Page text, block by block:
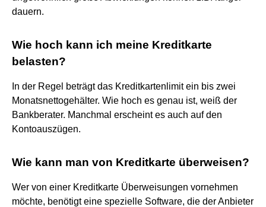
dauern.
Wie hoch kann ich meine Kreditkarte
belasten?
In der Regel beträgt das Kreditkartenlimit ein bis zwei
Monatsnettogehälter. Wie hoch es genau ist, weiß der
Bankberater. Manchmal erscheint es auch auf den
Kontoauszügen.
Wie kann man von Kreditkarte überweisen?
Wer von einer Kreditkarte Überweisungen vornehmen
möchte, benötigt eine spezielle Software, die der Anbieter